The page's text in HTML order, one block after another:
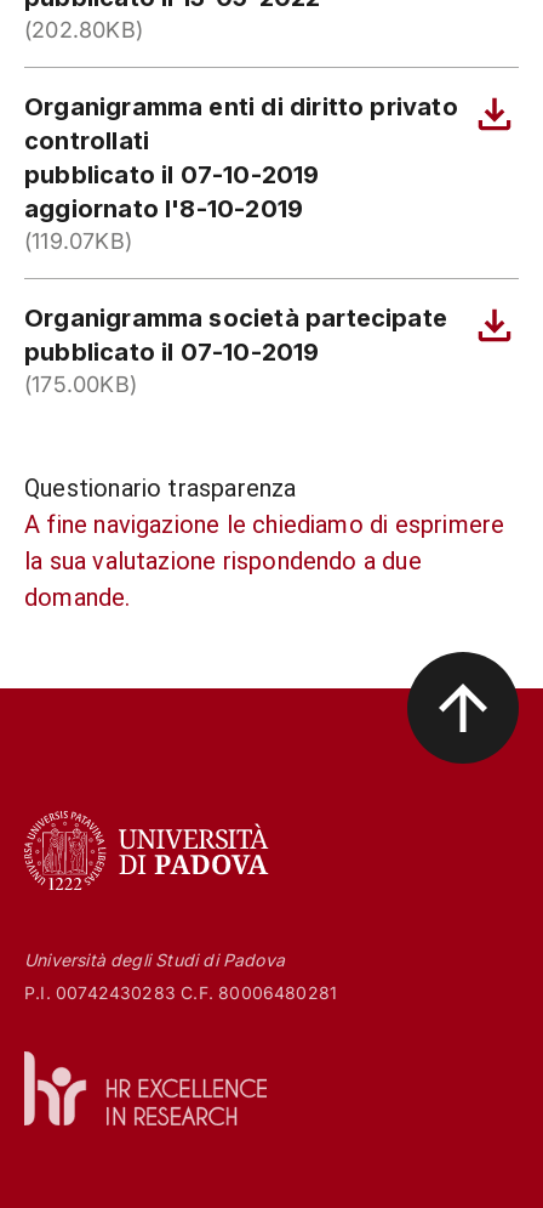
(202.80KB)
Organigramma enti di diritto privato
controllati
pubblicato il 07-10-2019
aggiornato l'8-10-2019
(119.07KB)
Organigramma società partecipate
pubblicato il 07-10-2019
(175.00KB)
Questionario trasparenza
A fine navigazione le chiediamo di esprimere
la sua valutazione rispondendo a due
domande.
Università degli Studi di Padova
P.I. 00742430283 C.F. 80006480281